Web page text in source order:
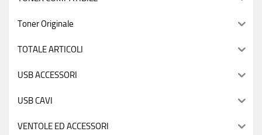
Toner Originale
TOTALE ARTICOLI
USB ACCESSORI
USB CAVI
VENTOLE ED ACCESSORI